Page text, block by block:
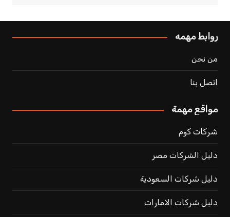
روابط مهمه
من نحن
اتصل بنا
مواقع مهمة
شركات كوم
دليل الشركات مصر
دليل شركات السعودية
دليل شركات الامارات